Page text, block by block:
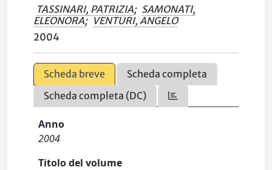
TASSINARI, PATRIZIA; SAMONATI,
ELEONORA; VENTURI, ANGELO
2004
Scheda breve
Scheda completa
Scheda completa (DC)
Anno
2004
Titolo del volume